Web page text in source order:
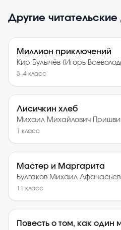
Другие
Миллион приключений
Кир Булычёв (Игорь
3–4 класс
Лисичкин хлеб
Михаил Михайлович
1 класс
Мастер и Маргарита
Булгаков Михаил
11 класс
Повесть о том, как один